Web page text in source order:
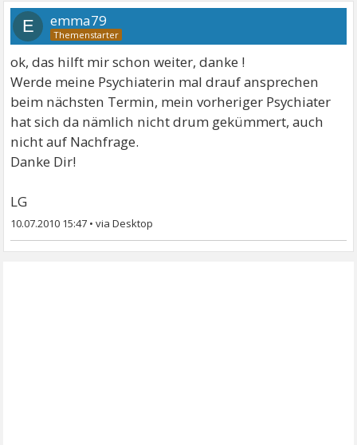
E emma79
ok, das hilft mir schon weiter, danke !
Werde meine Psychiaterin mal drauf ansprechen
beim nächsten Termin, mein vorheriger Psychiater
hat sich da nämlich nicht drum gekümmert, auch
nicht auf Nachfrage.
Danke Dir!
LG
10.07.2010 15:47 •